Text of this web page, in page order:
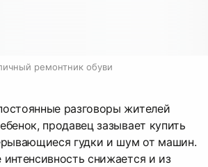
ремонтник обуви
разговоры жителей
продавец зазывает купить
гудки и шум от машин.
снижается и из